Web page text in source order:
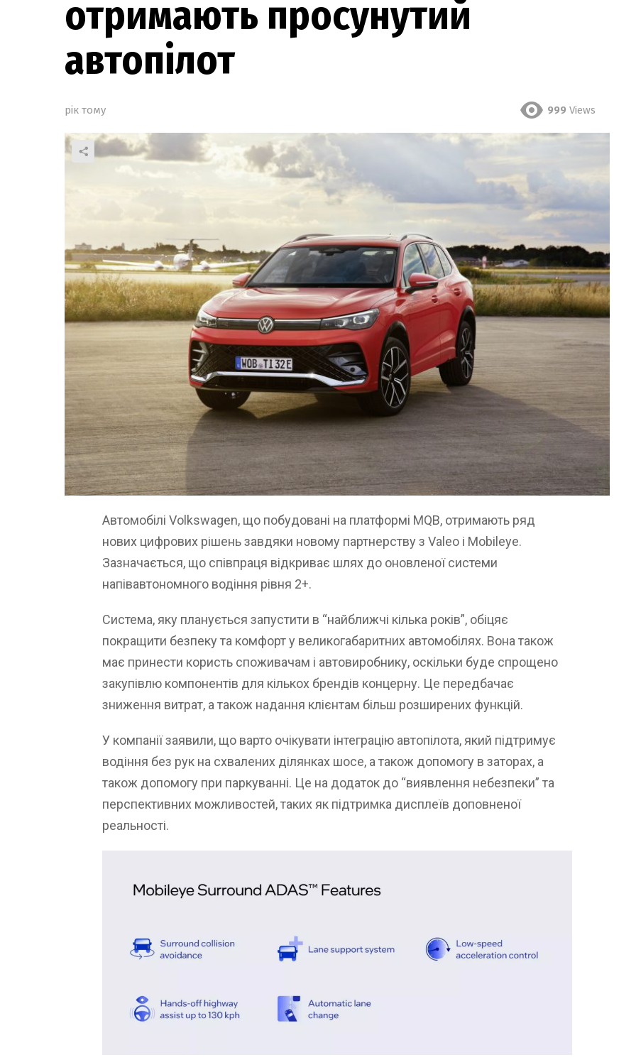
отримають просунутий
автопілот
рік тому 999 Views
Автомобілі Volkswagen, що побудовані на платформі MQB, отримають ряд
нових цифрових рішень завдяки новому партнерству з Valeo і Mobileye.
Зазначається, що співпраця відкриває шлях до оновленої системи
напівавтономного водіння рівня 2+.
Система, яку планується запустити в “найближчі кілька років”, обіцяє
покращити безпеку та комфорт у великогабаритних автомобілях. Вона також
має принести користь споживачам і автовиробнику, оскільки буде спрощено
закупівлю компонентів для кількох брендів концерну. Це передбачає
зниження витрат, а також надання клієнтам більш розширених функцій.
У компанії заявили, що варто очікувати інтеграцію автопілота, який підтримує
водіння без рук на схвалених ділянках шосе, а також допомогу в заторах, а
також допомогу при паркуванні. Це на додаток до “виявлення небезпеки” та
перспективних можливостей, таких як підтримка дисплеїв доповненої
реальності.